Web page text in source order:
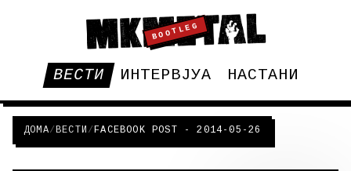
BOOTLEG
ВЕСТИ ИНТЕРВЈУА НАСТАНИ
ДОМА/ВЕСТИ /FACEBOOK POST - 2014-05-26